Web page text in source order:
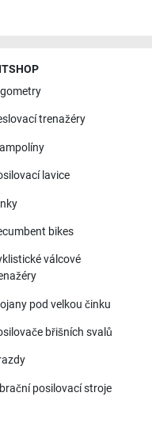
trenažéry
lavice
bikes
válcové
pod velkou činku
břišních svalů
posilovací stroje